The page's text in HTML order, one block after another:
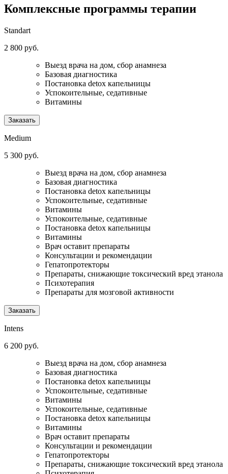
Комплексные программы терапии
Standart
2 800 руб.
Выезд врача на дом, сбор анамнеза
Базовая диагностика
Постановка detox капельницы
Успокоительные, седативные
Витамины
Заказать
Medium
5 300 руб.
Выезд врача на дом, сбор анамнеза
Базовая диагностика
Постановка detox капельницы
Успокоительные, седативные
Витамины
Успокоительные, седативные
Постановка detox капельницы
Витамины
Врач оставит препараты
Консультации и рекомендации
Гепатопротекторы
Препараты, снижающие токсический вред этанола
Психотерапия
Препараты для мозговой активности
Заказать
Intens
6 200 руб.
Выезд врача на дом, сбор анамнеза
Базовая диагностика
Постановка detox капельницы
Успокоительные, седативные
Витамины
Успокоительные, седативные
Постановка detox капельницы
Витамины
Врач оставит препараты
Консультации и рекомендации
Гепатопротекторы
Препараты, снижающие токсический вред этанола